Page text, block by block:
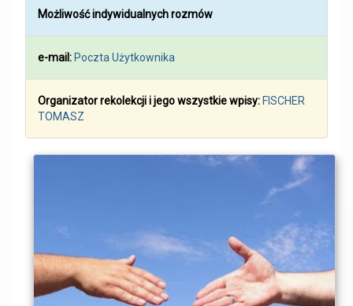
Możliwość indywidualnych rozmów
e-mail: Poczta Użytkownika
Organizator rekolekcji i jego wszystkie wpisy: FISCHER
TOMASZ